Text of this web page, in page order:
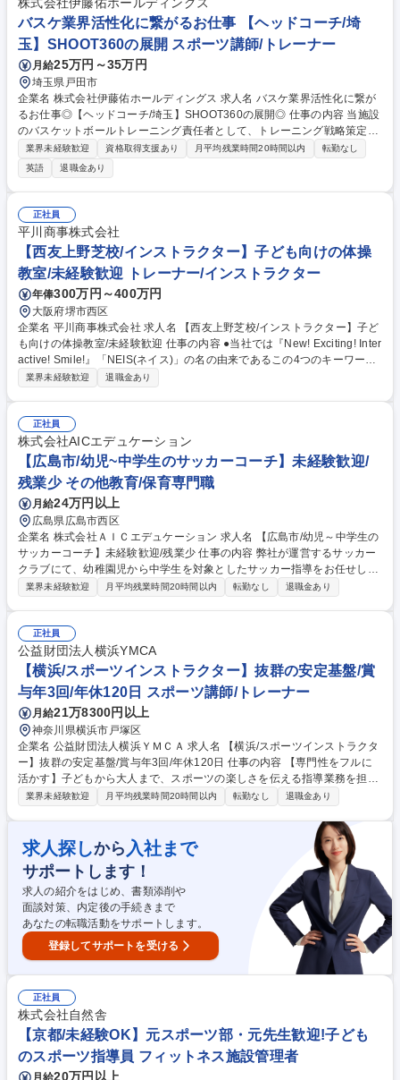
バスケ業界活性化に繋がるお仕事 【ヘッドコーチ/埼
玉】SHOOT360の展開 スポーツ講師/トレーナー
月給25万円～35万円
埼玉県戸田市
企業名 株式会社伊藤佑ホールディングス 求人名 バスケ業界活性化に繋が
るお仕事◎【ヘッドコーチ/埼玉】SHOOT360の展開◎ 仕事の内容 当施設
のバスケットボールトレーニング責任者として、トレーニング戦略策定・
実行を統括。コーチ陣のリード、指導品質の管理、プログラム開発を通じ
て、選手の技術向上と収益最大化にコミットする重要な役割です。 ■トレ
ーニング戦略の策定および日次・週次・月次の指導計画の実行 ■指導スタ
ッフ（Skills Coach）の採用支援・教育およびマネジメント ■米国本部に
準じた指導品質の維持および最新プログラムの実装 ■施設運営側と連携し
たトレーニング参加率の向上および収益の最大化 ■SNSやイベントを活用
した集客支援および地域との連携強化 ■施設内の専用システムおよび自動
シューティングマシンの簡易メンテナンス管理 募集職種 バスケ業界活性
化に繋がるお仕事◎【ヘッドコーチ/埼玉】SHOOT360の展開◎
業界未経験歓迎 資格取得支援あり 月平均残業時間20時間以内
転勤なし
英語
退職金あり
正社員
平川商事株式会社
【西友上野芝校/インストラクター】子ども向けの体操
教室/未経験歓迎 トレーナー/インストラクター
年俸300万円～400万円
大阪府堺市西区
企業名 平川商事株式会社 求人名 【西友上野芝校/インストラクター】子ど
も向けの体操教室/未経験歓迎 仕事の内容 ●当社では『New! Exciting! Inter
active! Smile!』「NEIS(ネイス)」の名の由来であるこの4つのキーワード
を合言葉に、心と体の健康作りのお手伝いをしております。 【具体的に
ンとした体操教室で、指導から教室運営まで幅広く活躍することができま
す。ネイス本部の研修プログラムがあるので、未経験の方でも無理なく業
務が覚えられる環境です。 募集職種 【西友上野芝校/インストラクター】
子ども向けの体操教室/未経験歓迎
業界未経験歓迎 退職金あり
正社員
株式会社AICエデュケーション
【広島市/幼児~中学生のサッカーコーチ】未経験歓迎/
残業少 その他教育/保育専門職
月給24万円以上
広島県広島市西区
企業名 株式会社ＡＩＣエデュケーション 求人名 【広島市/幼児～中学生の
サッカーコーチ】未経験歓迎/残業少 仕事の内容 弊社が運営するサッカー
クラブにて、幼稚園児から中学生を対象としたサッカー指導をお任せしま
す。指導法は確立されているため、高いサッカースキルよりも子どもたち
入会者対応◆試合への帯同 ◆各種書類などの管理業務 ほか 新規の体験や
スクール生の募集活動などもお任せ。また合宿や遠征に帯同いただきます
ので、その際の生活面のサポートもお願いします。フットワーク軽く動
き、一緒に全国を目指していきましょう！ 募集職種 【広島市/幼児～中学
生のサッカーコーチ】未経験歓迎/残業少
業界未経験歓迎 月平均残業時間20時間以内 転勤なし 退職金あり
正社員
公益財団法人横浜YMCA
【横浜/スポーツインストラクター】抜群の安定基盤/賞
与年3回/年休120日 スポーツ講師/トレーナー
月給21万8300円以上
神奈川県横浜市戸塚区
企業名 公益財団法人横浜ＹＭＣＡ 求人名 【横浜/スポーツインストラクタ
ー】抜群の安定基盤/賞与年3回/年休120日 仕事の内容 【専門性をフルに
活かす】子どもから大人まで、スポーツの楽しさを伝える指導業務を担当
いただきます。 幼児から小学生向けのスクール（水泳・体操）や、成人向
える中で、指導力や、コミュニケーションスキルが圧倒的に磨かれます。
そのほか、自然体験や環境学習を通じたキャンプ・野外教育活動の企画・
運営・引率/地域イベントや健康増進プログラムのサポート/安全管理、参
加者とのコミュニケーション、プログラム改善提案など 募集職種 【横浜/
スポーツインストラクター】抜群の安定基盤/賞与年3回/年休120日
業界未経験歓迎 月平均残業時間20時間以内 転勤なし 退職金あり
求人探しから 入社まで
サポートします！
求人の紹介をはじめ、書類添削や
面談対策、内定後の手続きまで
あなたの転職活動をサポートします。
登録してサポートを受ける
正社員
株式会社自然舎
【京都/未経験OK】元スポーツ部・元先生歓迎!子ども
のスポーツ指導員 フィットネス施設管理者
月給20万円以上